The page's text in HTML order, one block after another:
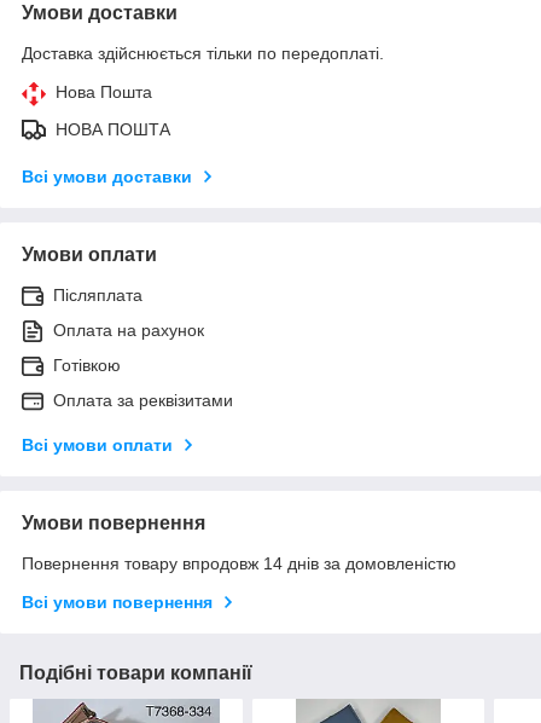
Умови доставки
Доставка здійснюється тільки по передоплаті.
Нова Пошта
НОВА ПОШТА
Всі умови доставки
Умови оплати
Післяплата
Оплата на рахунок
Готівкою
Оплата за реквізитами
Всі умови оплати
Умови повернення
Повернення товару впродовж 14 днів за домовленістю
Всі умови повернення
Подібні товари компанії